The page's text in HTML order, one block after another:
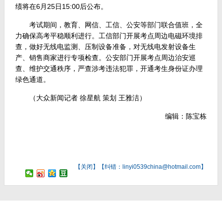
绩将在6月25日15:00后公布。
考试期间，教育、网信、工信、公安等部门联合值班，全
力确保高考平稳顺利进行。工信部门开展考点周边电磁环境排
查，做好无线电监测、压制设备准备，对无线电发射设备生
产、销售商家进行专项检查。公安部门开展考点周边治安巡
查、维护交通秩序，严查涉考违法犯罪，开通考生身份证办理
绿色通道。
（大众新闻记者 徐星航 策划 王雅洁）
编辑：陈宝栋
【 关闭 】【纠错：linyi0539china@hotmail.com】